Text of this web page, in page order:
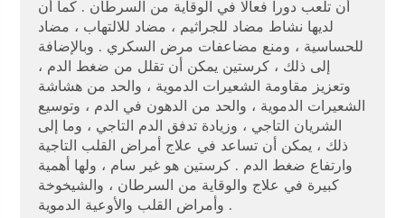
أن تلعب دورا فعالا في الوقاية من السرطان . كما أن
لديها نشاط مضاد للجراثيم ، مضاد للالتهاب ، مضاد
للحساسية ، ومنع مضاعفات مرض السكري . وبالإضافة
إلى ذلك ، كرستين يمكن أن تقلل من ضغط الدم ،
وتعزيز مقاومة الشعيرات الدموية ، والحد من هشاشة
الشعيرات الدموية ، والحد من الدهون في الدم ، وتوسيع
الشريان التاجي ، وزيادة تدفق الدم التاجي ، وما إلى
ذلك ، يمكن أن تساعد في علاج أمراض القلب التاجية
وارتفاع ضغط الدم . كرستين هو غير سام ، ولها أهمية
كبيرة في علاج والوقاية من السرطان ، والشيخوخة
وأمراض القلب والأوعية الدموية .